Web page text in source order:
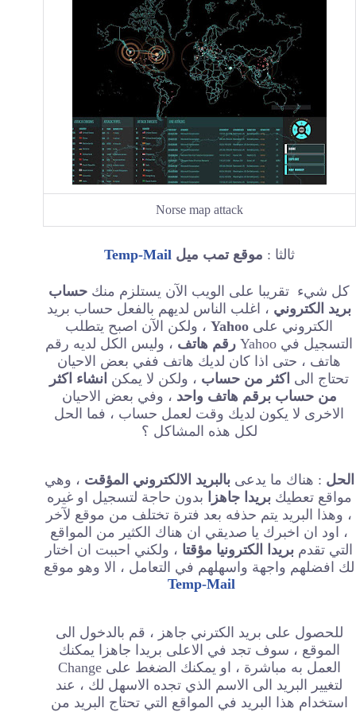
Norse map attack
ثالثا : موقع تمب ميل Temp-Mail
كل شيء تقريبا على الويب الآن يستلزم منك حساب
بريد الكتروني ، اغلب الناس لديهم بالفعل حساب بريد
الكتروني على Yahoo، ولكن الآن اصبح يتطلب
التسجيل في Yahoo
رقم هاتف ، وليس الكل لديه رقم
هاتف ، حتى اذا كان لديك هاتف ففي بعض الاحيان
تحتاج الى اكثر من حساب ، ولكن لا يمكن انشاء اكثر
من حساب برقم هاتف واحد ، وفي بعض الاحيان
الاخرى لا يكون لديك وقت لعمل حساب ، فما الحل
لكل هذه المشاكل ؟
الحل : هناك ما يدعىبالبريد الالكتروني المؤقت ، وهي
مواقع تعطيكبريدا جاهزا
بدون حاجة لتسجيل او غيره
، وهذا البريد يتم حذفه بعد فترة تختلف من موقع لآخر
، اود ان اخبرك يا صديقي ان هناك الكثير من المواقع
التي تقدم بريدا الكترونيا مؤقتا ، ولكني احببت ان اختار
لك افضلهم واجهة واسهلهم في التعامل ، الا وهو موقع
Temp-Mail
للحصول على بريد الكترني جاهز ، قم بالدخول الى
الموقع ، سوف تجد في الاعلى بريدا جاهزا يمكنك
العمل به مباشرة ، او يمكنك الضغط على Change
لتغيير البريد الى الاسم الذي تجده الاسهل لك ، عند
استخدام هذا البريد في المواقع التي تحتاج البريد من